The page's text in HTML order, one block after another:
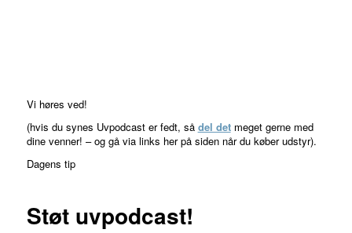
Vi høres ved!
(hvis du synes Uvpodcast er fedt, så del detmeget gerne med
dine venner! – og gå via links her på siden når du køber udstyr).
Dagens tip
Støt uvpodcast!